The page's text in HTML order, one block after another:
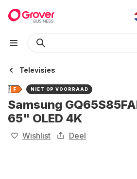
Televisies
NIET OP VOORRAAD
Samsung
65" OLED 4K
Wishlist Deel